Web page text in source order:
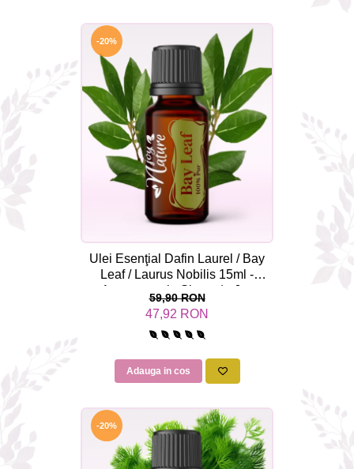
-20%
Ulei Esenţial Dafin Laurel / Bay
Leaf / Laurus Nobilis 15ml -
Aromaterapie Sigura | nJoy
Nature
59,90 RON
47,92 RON
Adauga in cos
-20%